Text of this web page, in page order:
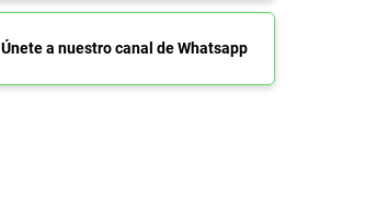
Únete a nuestro canal de Whatsapp